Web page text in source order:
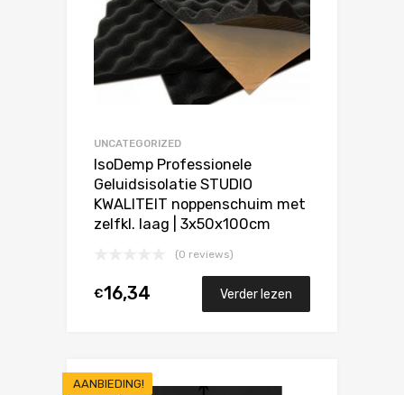
UNCATEGORIZED
IsoDemp Professionele
Geluidsisolatie STUDIO
KWALITEIT noppenschuim met
zelfkl. laag | 3x50x100cm
(0 reviews)
€16,34 Verder lezen
AANBIEDING!